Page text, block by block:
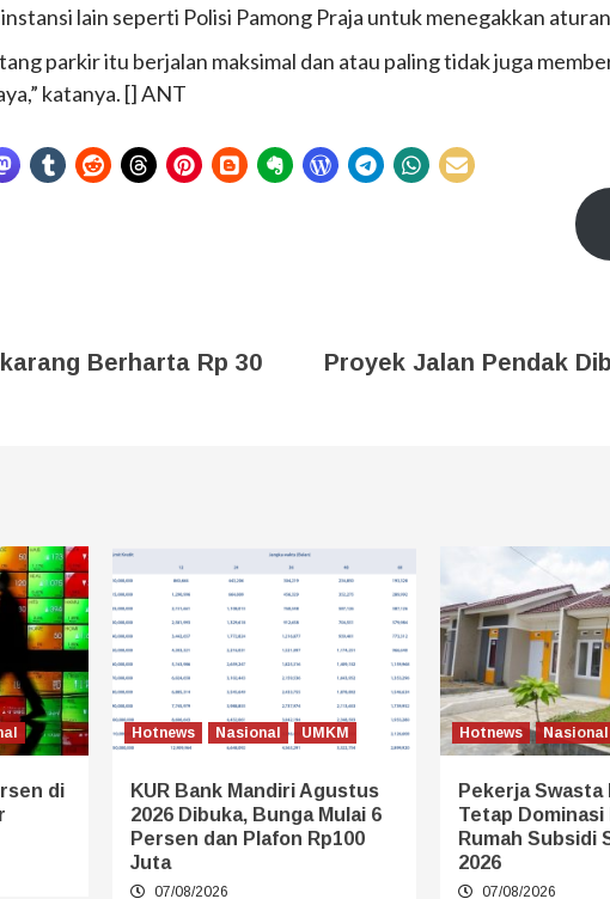
lain seperti Polisi Pamong Praja untuk menegakkan
parkir itu berjalan maksimal dan atau paling tidak juga
katanya. [] ANT
Berharta Rp 30
Proyek Jalan Pendak
di
Hotnews Nasional UMKM
KUR Bank Mandiri Agustus
2026 Dibuka, Bunga Mulai 6
Persen dan Plafon Rp100
Juta
07/08/2026
Hotnews Nasional
Pekerja
Tetap Dominasi
Rumah Subsidi
2026
07/08/2026